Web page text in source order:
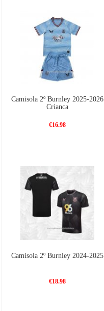
Camisola 2º Burnley 2025-2026
Crianca
€16.98
Camisola 2º Burnley 2024-2025
€18.98